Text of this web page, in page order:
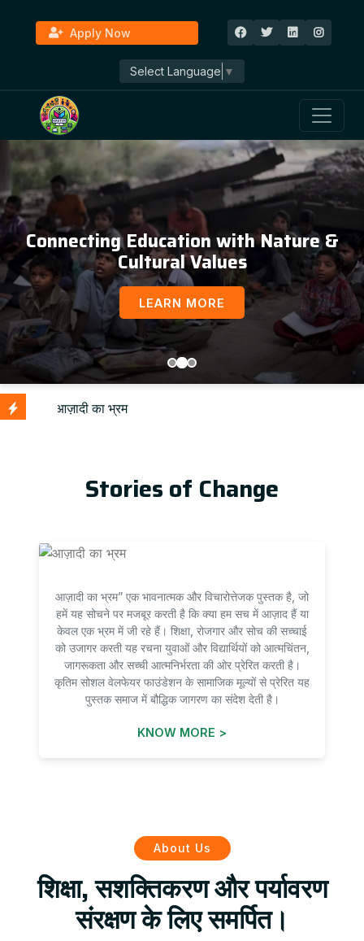
Apply Now
Select Language ▼
Connecting Education with Nature &
Cultural Values
LEARN MORE
Stories of Change
आज़ादी का भ्रम” एक भावनात्मक और विचारोत्तेजक पुस्तक है, जो
हमें यह सोचने पर मजबूर करती है कि क्या हम सच में आज़ाद हैं या
केवल एक भ्रम में जी रहे हैं। शिक्षा, रोजगार और सोच की सच्चाई
को उजागर करती यह रचना युवाओं और विद्यार्थियों को आत्मचिंतन,
जागरूकता और सच्ची आत्मनिर्भरता की ओर प्रेरित करती है।
कृतिम सोशल वेलफेयर फाउंडेशन के सामाजिक मूल्यों से प्रेरित यह
पुस्तक समाज में बौद्धिक जागरण का संदेश देती है।
KNOW MORE >
About Us
शिक्षा, सशक्तिकरण और पर्यावरण
संरक्षण के लिए समर्पित।